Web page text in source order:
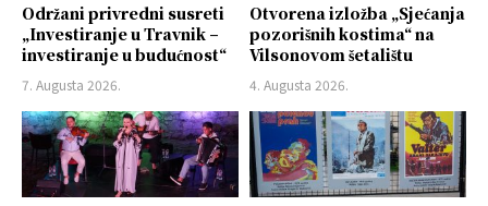
Održani privredni susreti
„Investiranje u Travnik –
investiranje u budućnost“
7. Augusta 2026.
Otvorena izložba „Sjećanja
pozorišnih kostima“ na
Vilsonovom šetalištu
4. Augusta 2026.